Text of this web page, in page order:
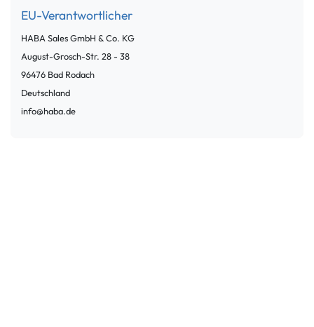
EU-Verantwortlicher
HABA Sales GmbH & Co. KG
August-Grosch-Str. 28 - 38
96476 Bad Rodach
Deutschland
info@haba.de